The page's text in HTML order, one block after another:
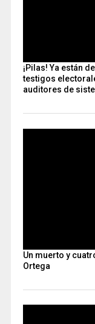
¡Pilas! Ya están
testigos
auditores de
Un muerto y
Ortega